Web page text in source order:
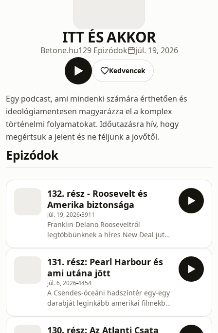
ITT ÉS AKKOR
Betone.hu129 Epizódok júl. 19, 2026
Kedvencek
Egy podcast, ami mindenki számára érthetően és
ideológiamentesen magyarázza el a komplex
történelmi folyamatokat. Időutazásra hív, hogy
megértsük a jelent és ne féljünk a jövőtől.
Epizódok
132. rész - Roosevelt és
Amerika biztonsága
júl. 19, 20263911
Franklin Delano Rooseveltről
legtöbbünknek a híres New Deal jut
különlegességeket. Ebben az adásban
Paár Ádám történésszel járjuk körül a
New Deal valódi jelentőségét, és azt,
hogyan lépett be az Egyesült Államok
a második világháborúba. Learn more
about your ad choices. Visit
megaphone.fm/adchoices
131. rész: Pearl Harbour és
ami utána jött
júl. 6, 20264454
A Csendes-óceáni hadszíntér egy-egy
darabját leginkább amerikai filmekből
130. rész: Az Atlanti Csata